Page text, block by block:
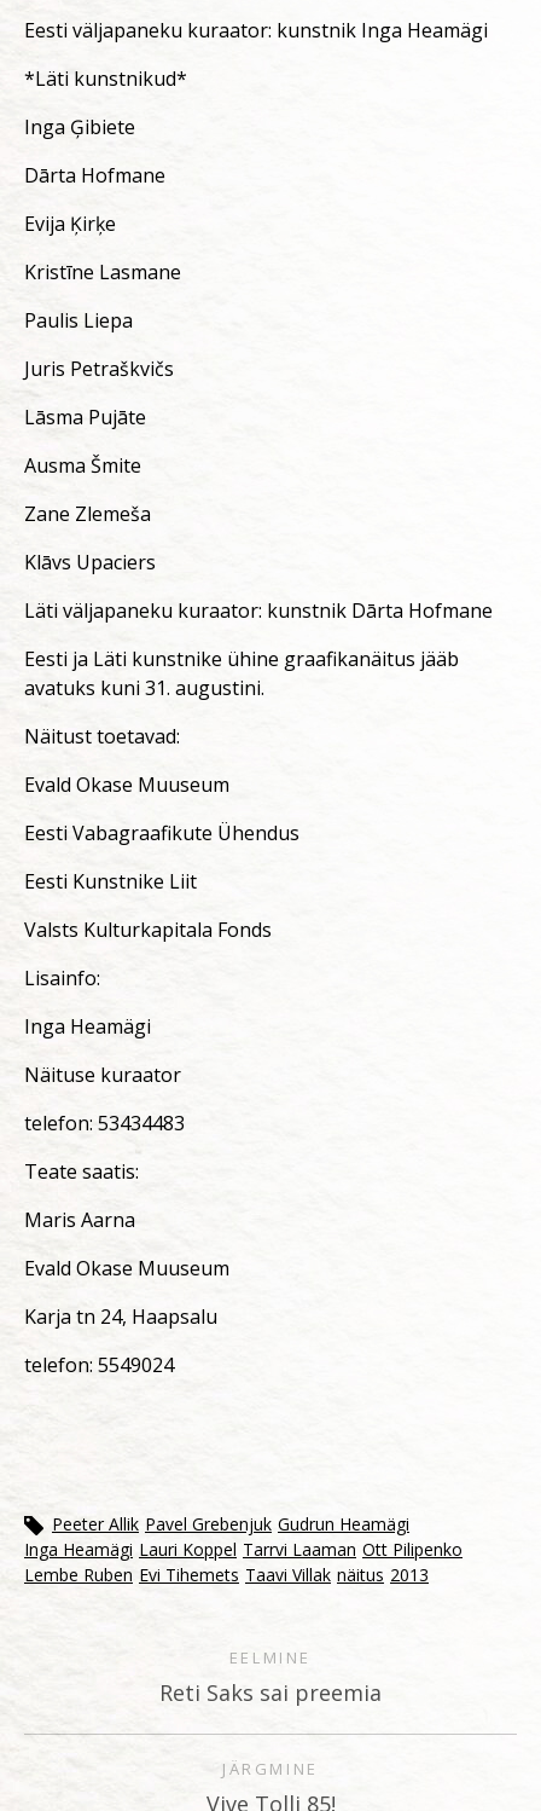
Eesti väljapaneku kuraator: kunstnik Inga Heamägi
*Läti kunstnikud*
Inga Ģibiete
Dārta Hofmane
Evija Ķirķe
Kristīne Lasmane
Paulis Liepa
Juris Petraškvičs
Lāsma Pujāte
Ausma Šmite
Zane Zlemeša
Klāvs Upaciers
Läti väljapaneku kuraator: kunstnik Dārta Hofmane
Eesti ja Läti kunstnike ühine graafikanäitus jääb
avatuks kuni 31. augustini.
Näitust toetavad:
Evald Okase Muuseum
Eesti Vabagraafikute Ühendus
Eesti Kunstnike Liit
Valsts Kulturkapitala Fonds
Lisainfo:
Inga Heamägi
Näituse kuraator
telefon: 53434483
Teate saatis:
Maris Aarna
Evald Okase Muuseum
Karja tn 24, Haapsalu
telefon: 5549024
Peeter Allik Pavel Grebenjuk Gudrun Heamägi
Inga Heamägi Lauri Koppel Tarrvi Laaman Ott Pilipenko
Lembe Ruben Evi Tihemets Taavi Villak näitus 2013
EELMINE
Reti Saks sai preemia
JÄRGMINE
Vive Tolli 85!